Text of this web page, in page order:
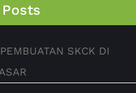
SKCK DI